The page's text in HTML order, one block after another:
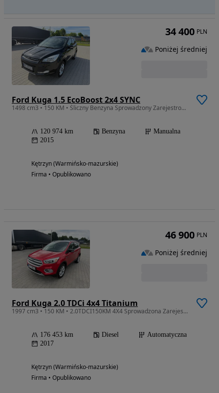
Ford Kuga 1.5 EcoBoost 2x4 SYNC
1498 cm3 • 150 KM • Śliczny Benzyna Sprowadzony Zarejestrowany
120 974 km Benzyna
Manualna
2015
Kętrzyn (Warmińsko-mazurskie)
Firma • Opublikowano
34 400 PLN
Poniżej średniej
Ford Kuga 2.0 TDCi 4x4 Titanium
1997 cm3 • 150 KM • 2.0TDCI150KM 4X4 Sprowadzona Zarejestrowana
176 453 km Diesel
Automatyczna
2017
Kętrzyn (Warmińsko-mazurskie)
Firma • Opublikowano
46 900 PLN
Poniżej średniej